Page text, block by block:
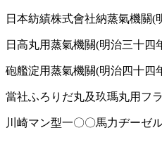
日本紡績株式會社納蒸氣機關(
日高丸用蒸氣機關(明治三十四
砲艦淀用蒸氣機關(明治四十四
當社ふろりだ丸及玖瑪丸用フ
川崎マン型一〇〇馬力ヂーゼ